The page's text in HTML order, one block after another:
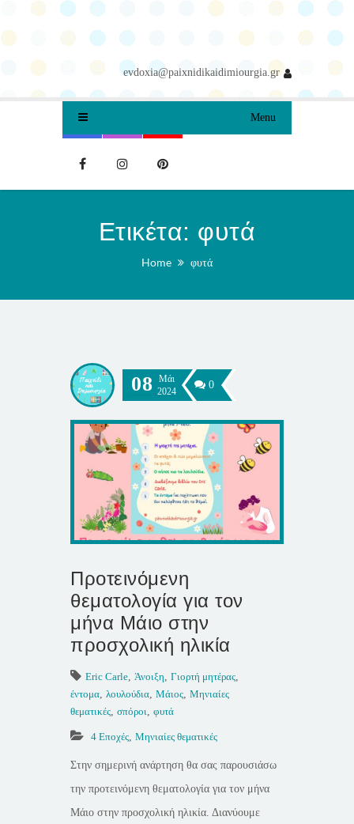
evdoxia@paixnidikaidimiourgia.gr
Menu
Ετικέτα: φυτά
Home φυτά
08 Μάι
2024
0
Προτεινόμενη
θεματολογία για τον
μήνα Μάιο στην
προσχολική ηλικία
Eric Carle, Άνοιξη, Γιορτή μητέρας,
έντομα, λουλούδια, Μάιος, Μηνιαίες
θεματικές, σπόροι, φυτά
4 Εποχές, Μηνιαίες θεματικές
Στην σημερινή ανάρτηση θα σας παρουσιάσω
την προτεινόμενη θεματολογία για τον μήνα
Μάιο στην προσχολική ηλικία. Διανύουμε